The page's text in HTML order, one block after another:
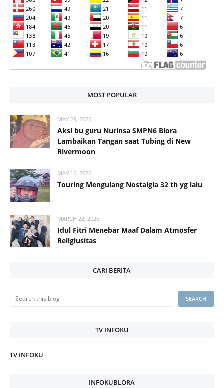
MOST POPULAR
MAY 29, 2025
Aksi bu guru Nurinsa SMPN6 Blora
Lambaikan Tangan saat Tubing di New
Rivermoon
MAY 16, 2026
Touring Mengulang Nostalgia 32 th yg lalu
MARCH 22, 2026
Idul Fitri Menebar Maaf Dalam Atmosfer
Religiusitas
CARI BERITA
TV INFOKU
TV INFOKU
INFOKUBLORA